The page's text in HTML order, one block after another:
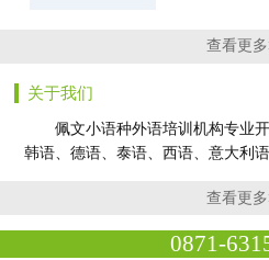
查看更
关于我们
佩文小语种外语培训机构专业开
韩语、德语、泰语、西语、意大利
查看更
0871-